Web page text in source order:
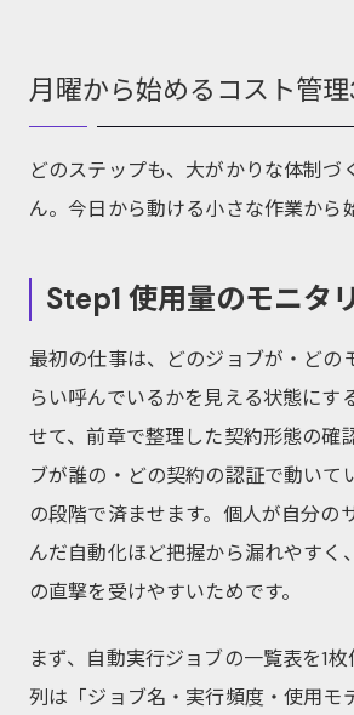
月曜から始めるコスト管
どのステップも、大がかりな体制づ
ん。今日から動ける小さな作業から
Step1 使用量のモニタ
最初の仕事は、どのジョブが・どの
らい呼んでいるかを見える状態にす
せて、前章で整理した契約形態の確
ブが誰の・どの契約の認証で動いて
の段階で済ませます。個人が自分の
んだ自動化ほど把握から漏れやすく
の直撃を受けやすいためです。
まず、自動実行ジョブの一覧表を1枚
列は「ジョブ名・実行頻度・使用モ